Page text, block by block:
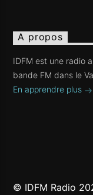
A propos
IDFM est une radio
bande FM dans le
En apprendre plus
© IDFM Radio